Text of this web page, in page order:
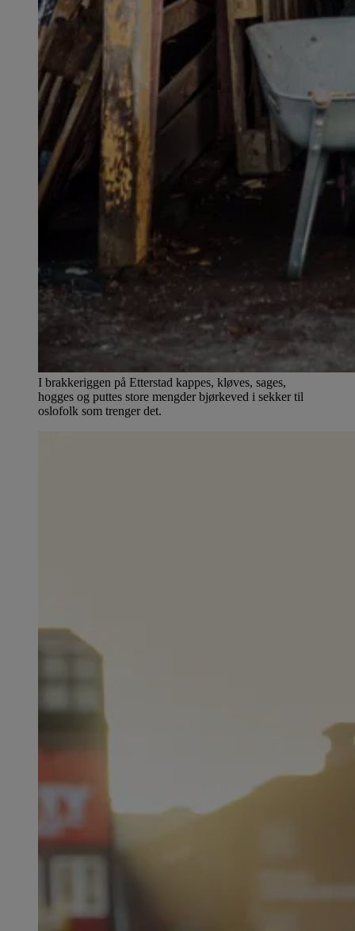
I brakkeriggen på Etterstad kappes, kløves, sages,
hogges og puttes store mengder bjørkeved i sekker til
oslofolk som trenger det.